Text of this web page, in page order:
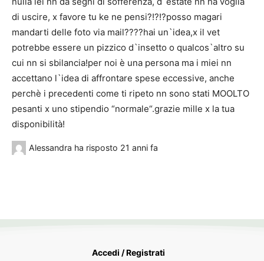
di uscire, x favore tu ke ne pensi?!?!?posso magari
mandarti delle foto via mail????hai un`idea,x il vet
potrebbe essere un pizzico d`insetto o qualcos`altro su
cui nn si sbilancia!per noi è una persona ma i miei nn
accettano l`idea di affrontare spese eccessive, anche
perchè i precedenti come ti ripeto nn sono stati MOOLTO
pesanti x uno stipendio “normale“.grazie mille x la tua
disponibilità!
Alessandra ha risposto 21 anni fa
Accedi / Registrati